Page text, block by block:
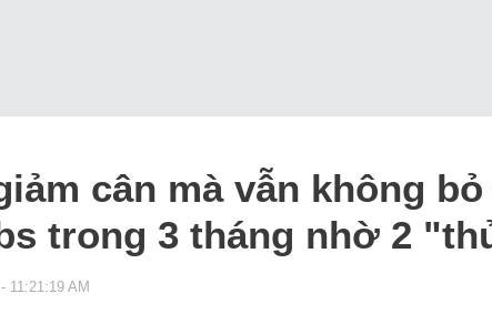
cân mà vẫn không
trong 3 tháng nhờ 2
11:21:19 AM